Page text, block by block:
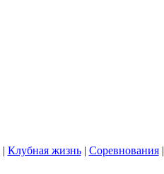
| Клубная жизнь| Соревнования|